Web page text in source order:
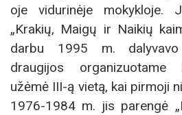
oje vidurinėje mokykloje.
„Krakių, Maigų ir Naikių
darbu 1995 m.
draugijos organizuotame
užėmė III-ą vietą, kai pirmoji
1976-1984 m. jis parengė